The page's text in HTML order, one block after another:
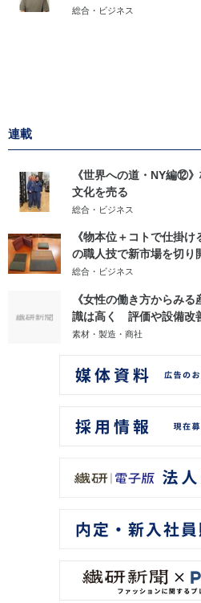
総合・ビジネス
連載
《世界への道・NY編⑫
文化を売る
総合・ビジネス
《物本位＋コトで仕掛
の職人技で新市場を切り
総合・ビジネス
《女性の働き方からみ
識は高く 評価や設備改
素材・製造・商社